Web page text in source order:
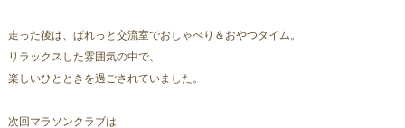
走った後は、ぱれっと交流室でおしゃべり＆おやつタイム。
リラックスした雰囲気の中で、
楽しいひとときを過ごされていました。
次回マラソンクラブは